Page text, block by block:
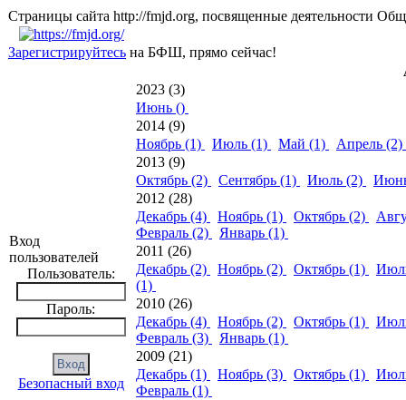
Страницы сайта http://fmjd.org, посвященные
Зарегистрируйтесь на БФШ, прямо сейчас!
Вход
пользователей
Пользователь:
Пароль:
Безопасный вход
2023 (3)
Июнь ()
2014 (9)
Ноябрь (1)
Июль (1) Май (1)
Апрель (2)
2013 (9)
Октябрь (2)
Сентябрь (1) Июль (2)
2012 (28)
Декабрь (4)
Ноябрь (1) Октябрь (2)
Февраль (2)
Январь (1)
2011 (26)
Декабрь (2)
Ноябрь (2) Октябрь (1)
(1)
2010 (26)
Декабрь (4)
Ноябрь (2) Октябрь (1)
Февраль (3)
Январь (1)
2009 (21)
Декабрь (1)
Ноябрь (3) Октябрь (1)
Февраль (1)